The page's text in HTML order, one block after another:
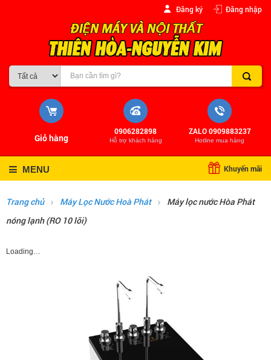
Đăng ký Đăng nhập
ZALO 0909883237
Hotline mua hàng
0906282898
Hỗ trợ khách hàng
Giỏ hàng
Khuyến mãi
MENU
Trang chủ Máy Lọc Nước Hoà Phát
Máy lọc nước Hòa Phát
nóng lạnh (RO 10 lõi)
Loading…